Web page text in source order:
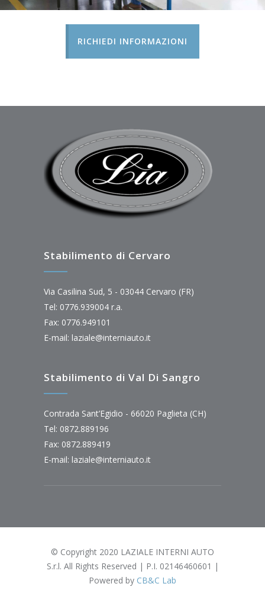
RICHIEDI INFORMAZIONI
Stabilimento di Cervaro
Via Casilina Sud, 5 - 03044 Cervaro (FR)
Tel: 0776.939004 r.a.
Fax: 0776.949101
E-mail: laziale@interniauto.it
Stabilimento di Val Di Sangro
Contrada Sant’Egidio - 66020 Paglieta (CH)
Tel: 0872.889196
Fax: 0872.889419
E-mail: laziale@interniauto.it
© Copyright 2020 LAZIALE INTERNI AUTO
S.r.l. All Rights Reserved | P.I. 02146460601 |
Powered by CB&C Lab